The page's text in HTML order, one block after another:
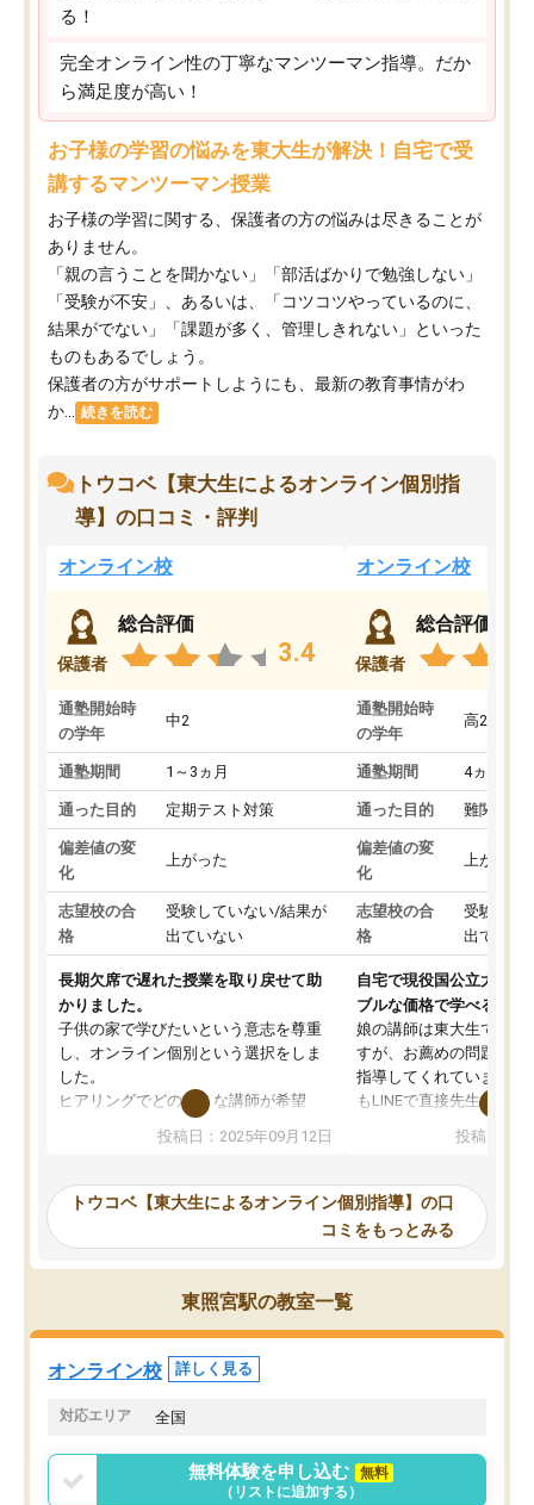
る！
完全オンライン性の丁寧なマンツーマン指導。だか
ら満足度が高い！
お子様の学習の悩みを東大生が解決！自宅で受
講するマンツーマン授業
お子様の学習に関する、保護者の方の悩みは尽きることが
ありません。
「親の言うことを聞かない」「部活ばかりで勉強しない」
「受験が不安」、あるいは、「コツコツやっているのに、
結果がでない」「課題が多く、管理しきれない」といった
ものもあるでしょう。
保護者の方がサポートしようにも、最新の教育事情がわ
か...
続きを読む
トウコベ【東大生によるオンライン個別指
導】の口コミ・評判
オンライン校
保護者
総合評価
3.4
通塾開始時
の学年
中2
通塾期間 1～3ヵ月
通った目的 定期テスト対策
偏差値の変
化
上がった
志望校の合
格
受験していない/結果が
出ていない
長期欠席で遅れた授業を取り戻せて助
かりました。
子供の家で学びたいという意志を尊重
し、オンライン個別という選択をしま
した。
ヒアリングでどのような講師が希望
か、オプションは付帯するかなど選ぶ
事が出来ました。
ーティングを行い、その講師で良いか
見てから講師を決定する事ができま
す。
うちの子は、初回面談の講師の方で決
オンラインツールを使用した単語帳の
共有があり宿題もそちらで出される形
でした。
言う事で講師変更の申し出があり、あ
まりに短期での変更だった為、塾に通
投稿日：2025年09月12日
オンライン校
保護者
総合評価
通塾開始時
の学年
高2
通塾期間 4ヵ月～1
通った目的 難関私立
偏差値の変
化
上がった
志望校の合
格
受験して
出ていな
自宅で現役国公立大学生
ブルな価格で学べる
娘の講師は東大生では無
すが、お薦めの問題集や
指導してくれています。
もLINEで直接先生に質問
めれるので、個人に合
いなのがあり(有料)、受
ことをどんなスケジュー
くか相談したのですが、
ち期待したものではなく
くなってきたようなので
投稿日：
トウコベ【東大生によるオンライン個別指導】の口
コミをもっとみる
東照宮駅の教室一覧
オンライン校 詳しく見る
対応エリア 全国
無料体験を申し込む
無料
（リストに追加する）